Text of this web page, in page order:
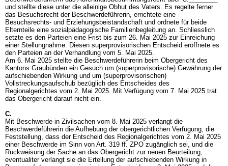
und stellte diese unter die alleinige Obhut des Vaters. Es regelte ferner
das Besuchsrecht der Beschwerdeführerin, errichtete eine
Besuchsrechts- und Erziehungsbeistandschaft und ordnete für beide
Elternteile eine sozialpädagogische Familienbegleitung an. Schliesslich
setzte es den Parteien eine Frist bis zum 26. Mai 2025 zur Einreichung
einer Stellungnahme. Diesen superprovisorischen Entscheid eröffnete es
den Parteien an der Verhandlung vom 5. Mai 2025.
Am 6. Mai 2025 stellte die Beschwerdeführerin beim Obergericht des
Kantons Graubünden ein Gesuch um (superprovisorische) Gewährung der
aufschiebenden Wirkung und um (superprovisorischen)
Vollstreckungsaufschub bezüglich des Entscheides des
Regionalgerichtes vom 2. Mai 2025. Mit Verfügung vom 7. Mai 2025 trat
das Obergericht darauf nicht ein.
C.
Mit Beschwerde in Zivilsachen vom 8. Mai 2025 verlangt die
Beschwerdeführerin die Aufhebung der obergerichtlichen Verfügung, die
Feststellung, dass der Entscheid des Regionalgerichtes vom 2. Mai 2025
einer Beschwerde im Sinn von Art. 319 ff. ZPO zugänglich sei, und die
Rückweisung der Sache an das Obergericht zur neuen Beurteilung;
eventualiter verlangt sie die Erteilung der aufschiebenden Wirkung in